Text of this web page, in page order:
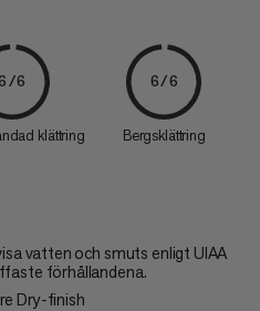
6
klättring
6/6
Bergsklättring
vatten och smuts enligt UIAA
förhållandena.
Dry-finish